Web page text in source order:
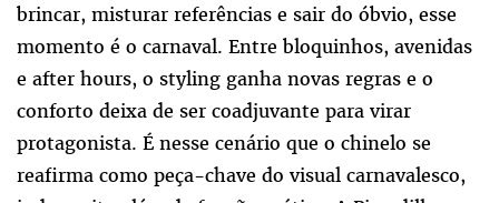
brincar, misturar referências e sair do óbvio, esse
momento é o carnaval. Entre bloquinhos, avenidas
e after hours, o styling ganha novas regras e o
conforto deixa de ser coadjuvante para virar
protagonista. É nesse cenário que o chinelo se
reafirma como peça-chave do visual carnavalesco,